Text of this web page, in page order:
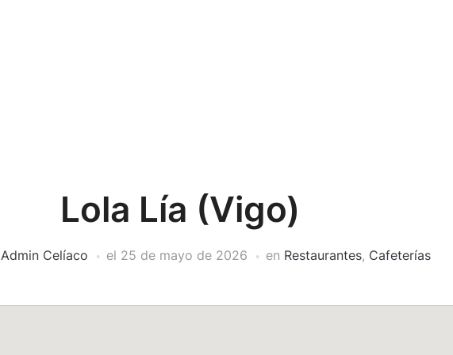
Lola Lía (Vigo)
Admin Celíaco el 25 de mayo de 2026 en Restaurantes, Cafeterías